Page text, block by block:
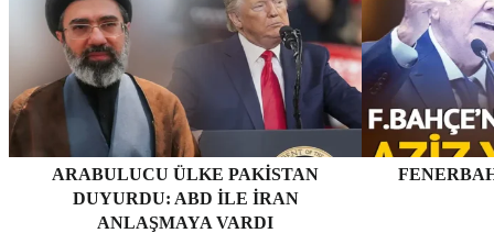
ARABULUCU ÜLKE PAKISTAN
DUYURDU: ABD ILE İRAN
ANLAŞMAYA VARDI